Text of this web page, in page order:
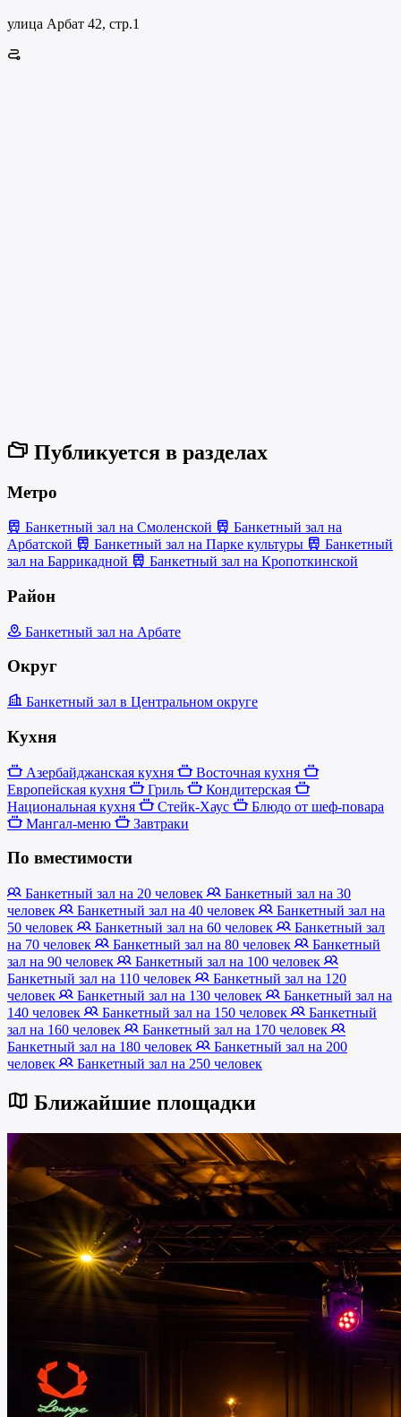
улица Арбат 42, стр.1
Публикуется в разделах
Метро
Банкетный зал на Смоленской
Банкетный зал на
Арбатской
Банкетный зал на Парке культуры
Банкетный
зал на Баррикадной
Банкетный зал на Кропоткинской
Район
Банкетный зал на Арбате
Округ
Банкетный зал в Центральном округе
Кухня
Азербайджанская кухня
Восточная кухня
Европейская кухня
Гриль
Кондитерская
Национальная кухня
Стейк-Хаус
Блюдо от шеф-повара
Мангал-меню
Завтраки
По вместимости
Банкетный зал на 20 человек
Банкетный зал на 30
человек
Банкетный зал на 40 человек
Банкетный зал на
50 человек
Банкетный зал на 60 человек
Банкетный зал
на 70 человек
Банкетный зал на 80 человек
Банкетный
зал на 90 человек
Банкетный зал на 100 человек
Банкетный зал на 110 человек
Банкетный зал на 120
человек
Банкетный зал на 130 человек
Банкетный зал на
140 человек
Банкетный зал на 150 человек
Банкетный
зал на 160 человек
Банкетный зал на 170 человек
Банкетный зал на 180 человек
Банкетный зал на 200
человек
Банкетный зал на 250 человек
Ближайшие площадки